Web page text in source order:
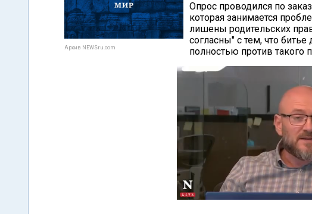
Архив NEWSru.com
Опрос проводился по
которая занимается
лишены родительских
согласны" с тем, что битье
полностью против такого